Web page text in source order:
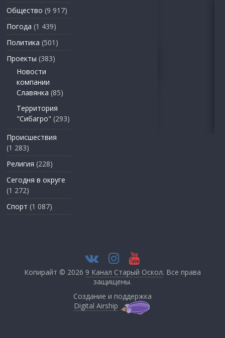
Общество (9 917)
Погода (1 439)
Политика (501)
Проекты (383)
Новости
компании
Славянка (85)
Территория
"Сибагро" (293)
Происшествия
(1 283)
Религия (228)
Сегодня в округе
(1 272)
Спорт (1 087)
Копирайт © 2026 9 Канал Старый Оскол. Все права
защищены.
Создание и поддержка
Digital Airship